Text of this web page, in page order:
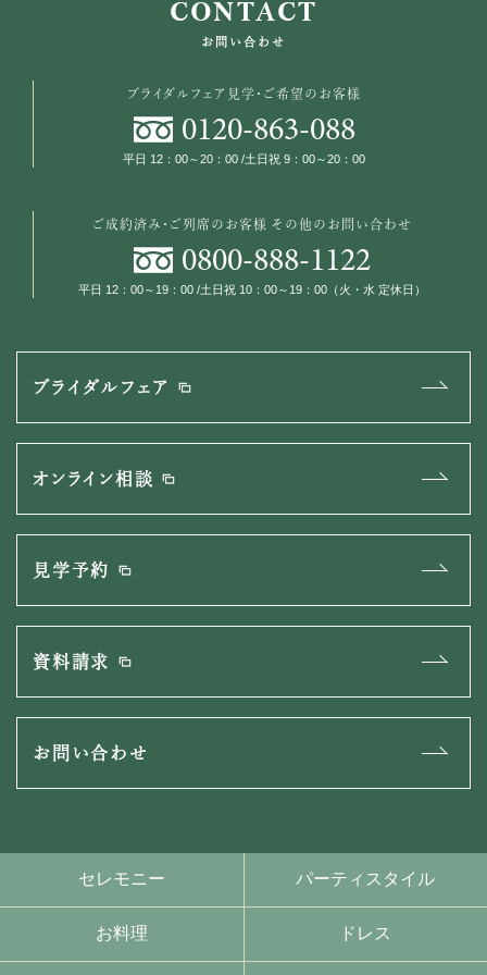
CONTACT
お問い合わせ
ブライダルフェア見学・ご希望のお客様
0120-863-088
平日 12：00～20：00 /土日祝 9：00～20：00
ご成約済み・ご列席のお客様その他のお問い合わせ
0800-888-1122
平日 12：00～19：00 /土日祝 10：00～19：00（火・水 定休日）
ブライダルフェア
オンライン相談
見学予約
資料請求
お問い合わせ
セレモニー パーティスタイル
お料理 ドレス